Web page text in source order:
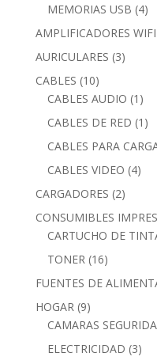
MEMORIAS USB 44
AMPLIFICADORES WIFI
AURICULARES 33
CABLES 1010
products
CABLES AUDIO 1 1
CABLES DE RED 1 1
CABLES PARA
CABLES VIDEO 44
CARGADORES 22
CONSUMIBLES
CARTUCHO DE
TONER 1616
products
FUENTES DE
HOGAR 99
products
CAMARAS
ELECTRICIDAD 33